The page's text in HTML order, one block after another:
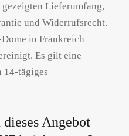
gezeigten Lieferumfang,
und Widerrufsrecht.
in Frankreich
Es gilt eine
14-tägiges
Angebot